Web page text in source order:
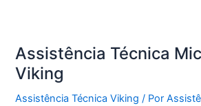
Assistência Técnica
Viking
Assistência Técnica Viking / Por